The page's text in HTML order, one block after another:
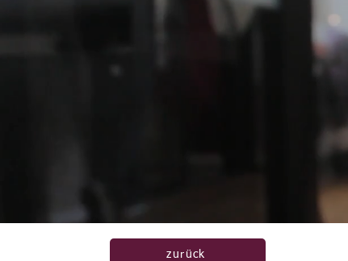
zurück